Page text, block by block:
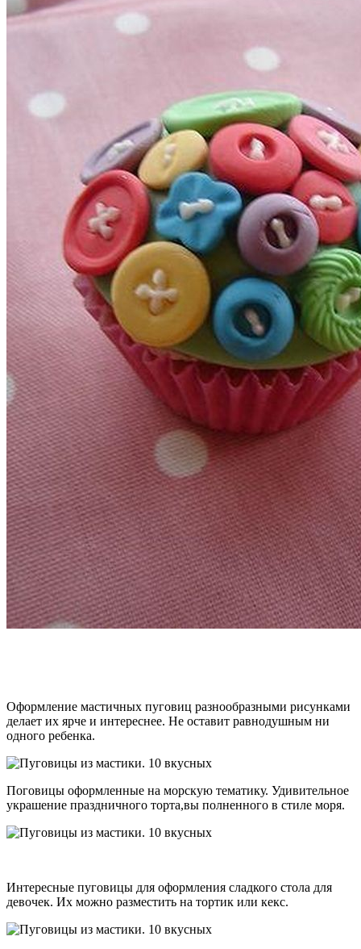
Оформление мастичных пуговиц разнообразными рисунками
делает их ярче и интереснее. Не оставит равнодушным ни
одного ребенка.
Поговицы оформленные на морскую тематику. Удивительное
украшение праздничного торта,вы полненного в стиле моря.
Интересные пуговицы для оформления сладкого стола для
девочек. Их можно разместить на тортик или кекс.